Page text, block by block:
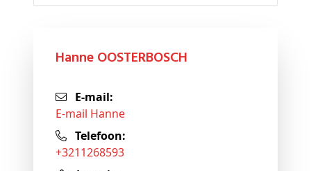
Hanne OOSTERBOSCH
E-mail:
E-mail Hanne
Telefoon:
+3211268593